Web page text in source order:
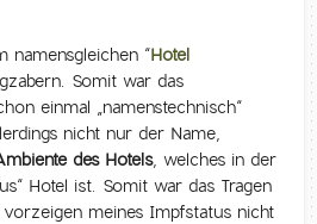
namensgleichen “Hotel
Somit war das
einmal „namenstechnisch“
nicht nur der Name,
des Hotels, welches in der
Hotel ist. Somit war das Tragen
meines Impfstatus nicht